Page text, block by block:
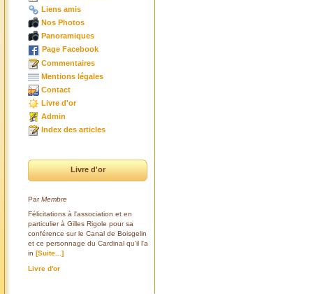
Liens amis
Nos Photos
Panoramiques
Page Facebook
Commentaires
Mentions légales
Contact
Livre d'or
Admin
Index des articles
Livre d'or
ParMembre
Félicitations à l'association et en
particulier à Gilles Rigole pour sa
conférence sur le Canal de Boisgelin
et ce personnage du Cardinal qu'il l'a
in [Suite...]
Livre d'or